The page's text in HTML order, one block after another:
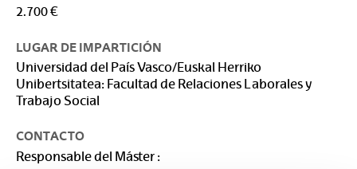
2.700 €
LUGAR DE IMPARTICIÓN
Universidad del País Vasco/Euskal Herriko
Unibertsitatea: Facultad de Relaciones Laborales y
Trabajo Social
CONTACTO
Responsable del Máster :